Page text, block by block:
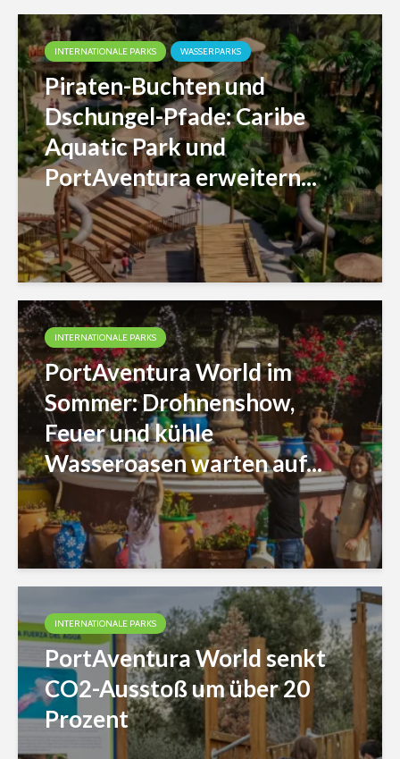
INTERNATIONALE PARKS WASSERPARKS
Piraten-Buchten und
Dschungel-Pfade: Caribe
Aquatic Park und
PortAventura erweitern...
INTERNATIONALE PARKS
PortAventura World im
Sommer: Drohnenshow,
Feuer und kühle
Wasseroasen warten auf...
INTERNATIONALE PARKS
PortAventura World senkt
CO2-Ausstoß um über 20
Prozent